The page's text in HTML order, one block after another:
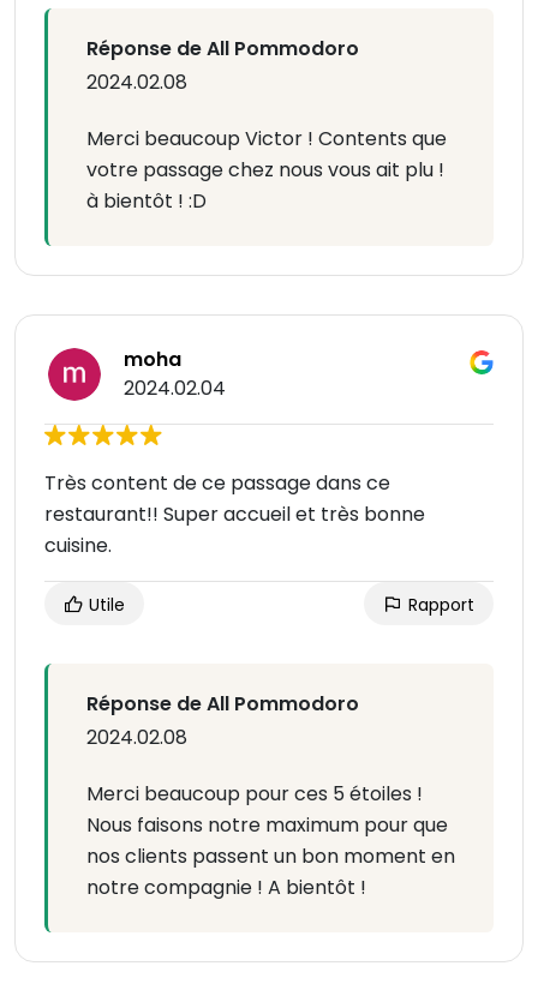
Réponse de All Pommodoro
2024.02.08
Merci beaucoup Victor ! Contents que
votre passage chez nous vous ait plu !
à bientôt ! :D
moha
2024.02.04
Très content de ce passage dans ce
restaurant!! Super accueil et très bonne
cuisine.
Utile Rapport
Réponse de All Pommodoro
2024.02.08
Merci beaucoup pour ces 5 étoiles !
Nous faisons notre maximum pour que
nos clients passent un bon moment en
notre compagnie ! A bientôt !